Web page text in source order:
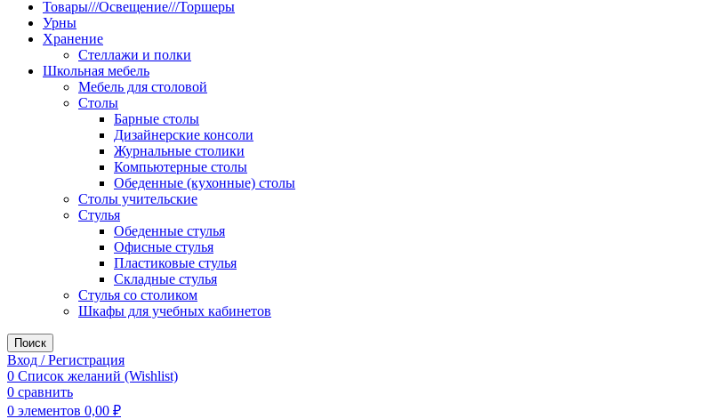
Товары///Освещение///Торшеры
Урны
Хранение
Стеллажи и полки
Школьная мебель
Мебель для столовой
Столы
Барные столы
Дизайнерские консоли
Журнальные столики
Компьютерные столы
Обеденные (кухонные) столы
Столы учительские
Стулья
Обеденные стулья
Офисные стулья
Пластиковые стулья
Складные стулья
Стулья со столиком
Шкафы для учебных кабинетов
Поиск
Вход / Регистрация
0 Список желаний (Wishlist)
0 сравнить
0 элементов 0,00 ₽